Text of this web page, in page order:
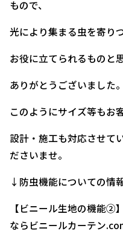
もので、
光により集まる虫を寄り
お役に立てられるものと
ありがとうございました。
このようにサイズ等もお
設計・施工も対応させて
ださいませ。
↓防虫機能についての情
【ビニール生地の機能②
ならビニールカーテン